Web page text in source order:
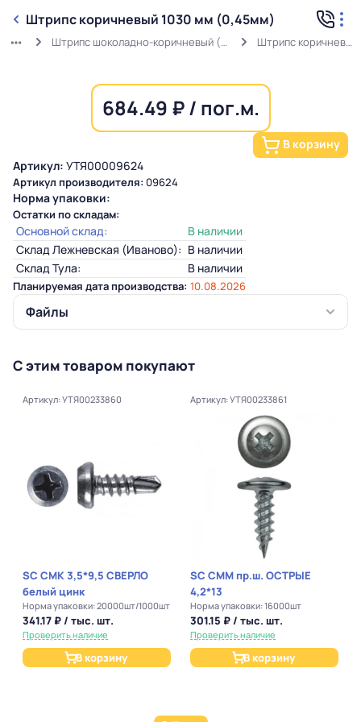
Штрипс коричневый 1030 мм (0,45мм)
Штрипс шоколадно-коричневый (0,45мм) RAL 8017 в защитной пленке Штрипс коричневый 1030 мм (0,45мм)
684.49 ₽ / пог.м.
В корзину
Артикул: УТЯ00009624
Артикул производителя: 09624
Норма упаковки:
Остатки по складам:
Основной склад:
В наличии
Склад Лежневская (Иваново): В наличии
Склад Тула:
В наличии
Планируемая дата производства: 10.08.2026
Файлы
С этим товаром покупают
Артикул: УТЯ00233860
SC СМК 3,5*9,5 СВЕРЛО
белый цинк
Норма упаковки: 20000шт/1000шт
341.17 ₽ / тыс. шт.
Проверить наличие
В корзину
Артикул: УТЯ00233861
SC СММ пр.ш. ОСТРЫЕ
4,2*13
Норма упаковки: 16000шт
301.15 ₽ / тыс. шт.
Проверить наличие
В корзину